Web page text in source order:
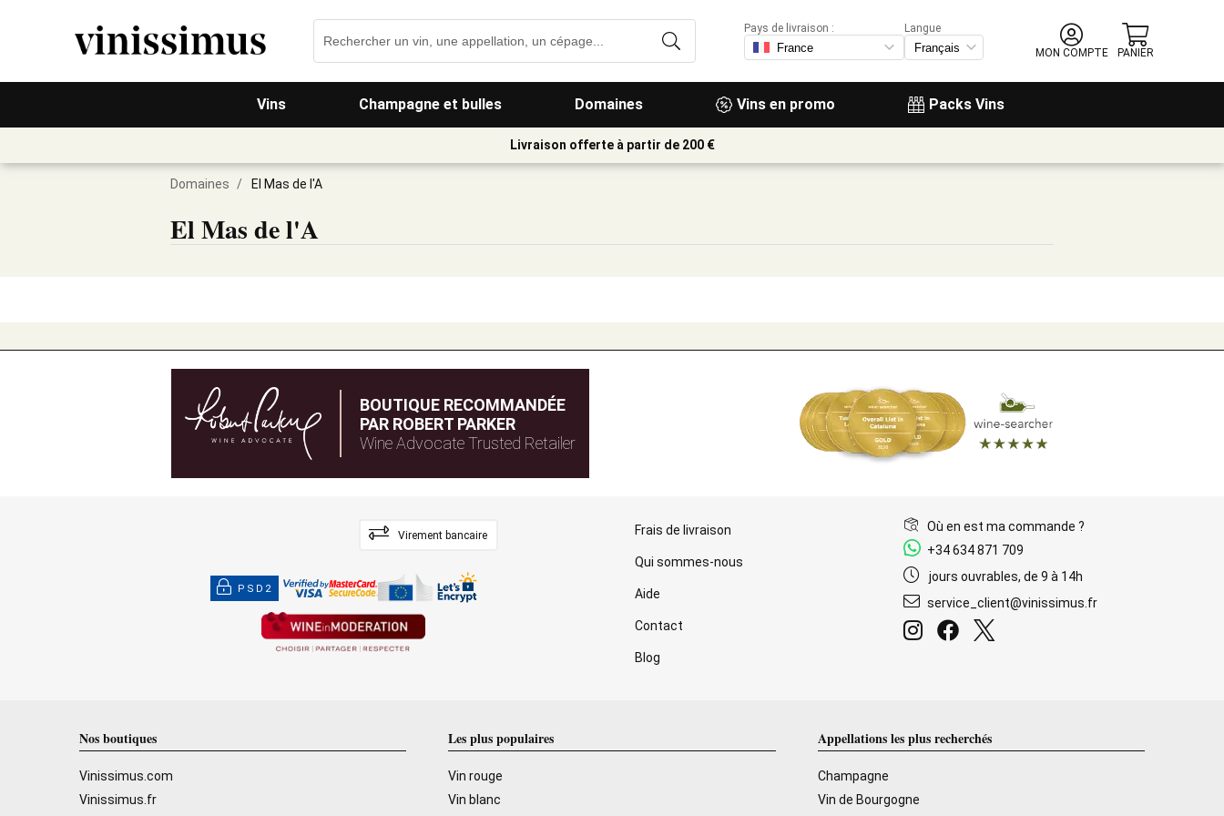
Vins Champagne et bulles Domaines Vins en promo Packs Vins
Pays de livraison :
Langue
MON COMPTE
PANIER
Livraison offerte à partir de 200 €
Domaines / El Mas de l'A
El Mas de l'A
BOUTIQUE RECOMMANDÉE
PAR ROBERT PARKER
Wine Advocate Trusted Retailer
Virement bancaire
PSD2
Frais de livraison
Qui sommes-nous
Aide
Contact
Blog
Où en est ma commande ?
+34 634 871 709
jours ouvrables, de 9 à 14h
service_client@vinissimus.fr
Nos boutiques
Vinissimus.com
Vinissimus.fr
Les plus populaires
Vin rouge
Vin blanc
Appellations les plus recherchés
Champagne
Vin de Bourgogne